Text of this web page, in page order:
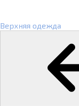
Верхняя одежда